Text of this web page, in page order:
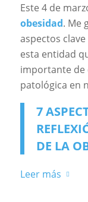
Este 4 de
obesidad. Me
aspectos
esta entidad
importante de
patológica en
7
DE LA
Leer más